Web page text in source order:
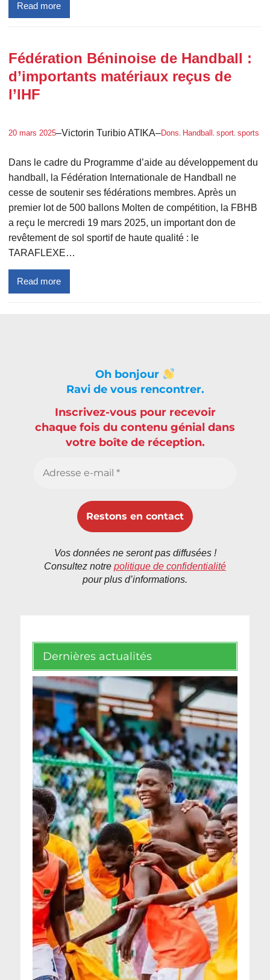
Read more
Fédération Béninoise de Handball :
d’importants matériaux reçus de
l’IHF
20 mars 2025–Victorin Turibio ATIKA–Dons, Handball , sport, sports
Dans le cadre du Programme d’aide au développement du
handball, la Fédération Internationale de Handball ne
cesse de soutenir ses fédérations membres. Après un
premier lot de 500 ballons Molten de compétition, la FBHB
a reçu le mercredi 19 mars 2025, un important don de
revêtement de sol sportif de haute qualité : le
TARAFLEXE…
Read more
Oh bonjour
Ravi de vous rencontrer.
Inscrivez-vous pour recevoir
chaque fois du contenu génial dans
votre boîte de réception.
Vos données ne seront pas diffusées !
Consultez notre politique de confidentialité
pour plus d’informations.
Dernières actualités